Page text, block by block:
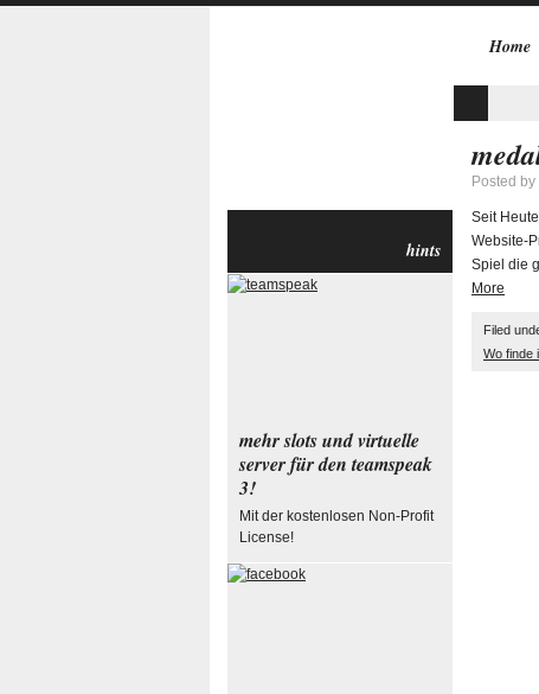
Home
Posted by
Seit
Website-
Spiel die
More
Filed
Wo finde
hints
mehr slots und virtuelle
server für den teamspeak
3!
Mit der kostenlosen Non-Profit
License!